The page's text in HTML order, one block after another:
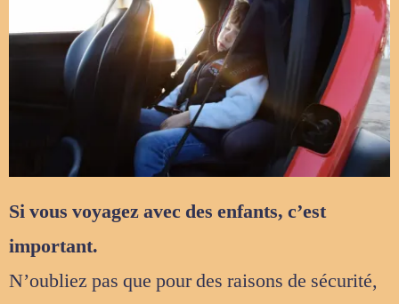
Si vous voyagez avec des enfants, c’est
important.
N’oubliez pas que pour des raisons de sécurité,